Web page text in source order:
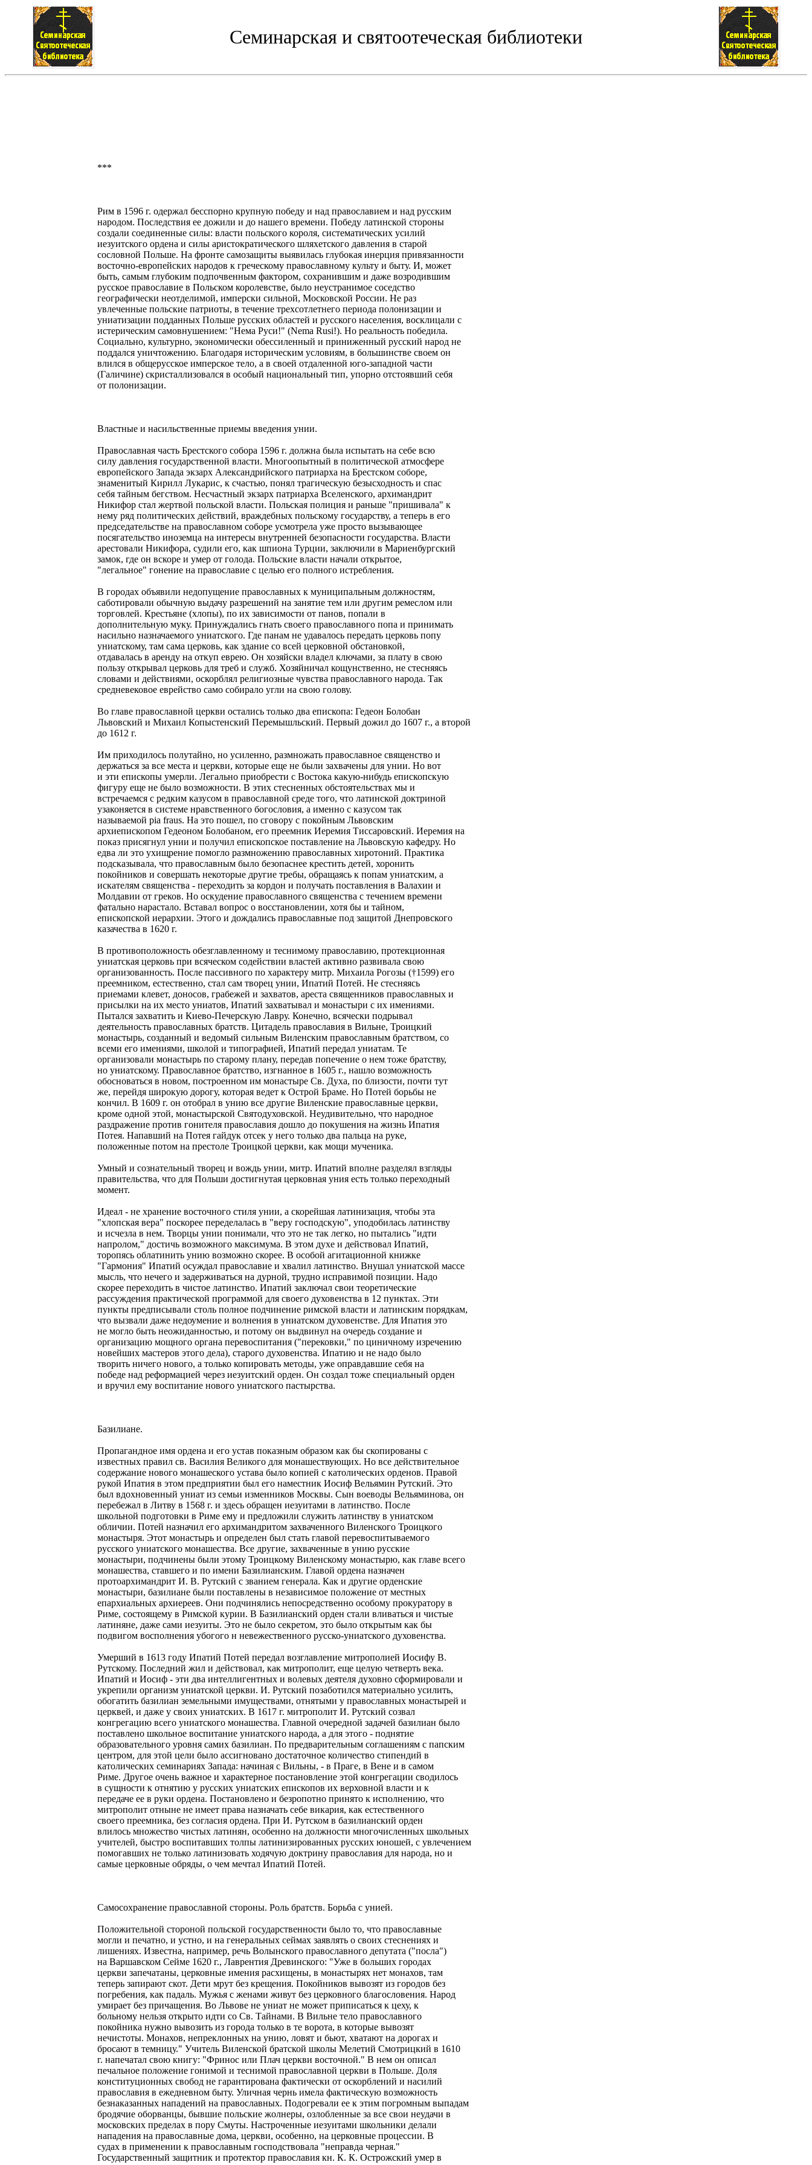
Семинарская и святоотеческая библиотеки
***
Рим в 1596 г. одержал бесспорно крупную победу и над православием и над русским
народом. Последствия ее дожили и до нашего времени. Победу латинской стороны
создали соединенные силы: власти польского короля, систематических усилий
иезуитского ордена и силы аристократического шляхетского давления в старой
сословной Польше. На фронте самозащиты выявилась глубокая инерция привязанности
восточно-европейских народов к греческому православному культу и быту. И, может
быть, самым глубоким подпочвенным фактором, сохранившим и даже возродившим
русское православие в Польском королевстве, было неустранимое соседство
географически неотделимой, имперски сильной, Московской России. Не раз
увлеченные польские патриоты, в течение трехсотлетнего периода полонизации и
униатизации подданных Польше русских областей и русского населения, восклицали с
истерическим самовнушением: "Нема Руси!" (Nеmа Rusi!). Но реальность победила.
Социально, культурно, экономически обессиленный и приниженный русский народ не
поддался уничтожению. Благодаря историческим условиям, в большинстве своем он
влился в общерусское имперское тело, а в своей отдаленной юго-западной части
(Галичине) скристаллизовался в особый национальный тип, упорно отстоявший себя
от полонизации.
Властные и насильственные приемы введения унии.
Православная часть Брестского собора 1596 г. должна была испытать на себе всю
силу давления государственной власти. Многоопытный в политической атмосфере
европейского Запада экзарх Александрийского патриарха на Брестском соборе,
знаменитый Кирилл Лукарис, к счастью, понял трагическую безысходность и спас
себя тайным бегством. Несчастный экзарх патриарха Вселенского, архимандрит
Никифор стал жертвой польской власти. Польская полиция и раньше "пришивала" к
нему ряд политических действий, враждебных польскому государству, а теперь в его
председательстве на православном соборе усмотрела уже просто вызывающее
посягательство иноземца на интересы внутренней безопасности государства. Власти
арестовали Никифора, судили его, как шпиона Турции, заключили в Мариенбургский
замок, где он вскоре и умер от голода. Польские власти начали открытое,
"легальное" гонение на православие с целью его полного истребления.
В городах объявили недопущение православных к муниципальным должностям,
саботировали обычную выдачу разрешений на занятие тем или другим ремеслом или
торговлей. Крестьяне (хлопы), по их зависимости от панов, попали в
дополнительную муку. Принуждались гнать своего православного попа и принимать
насильно назначаемого униатского. Где панам не удавалось передать церковь попу
униатскому, там сама церковь, как здание со всей церковной обстановкой,
отдавалась в аренду на откуп еврею. Он хозяйски владел ключами, за плату в свою
пользу открывал церковь для треб и служб. Хозяйничал кощунственно, не стесняясь
словами и действиями, оскорблял религиозные чувства православного народа. Так
средневековое еврейство само собирало угли на свою голову.
Во главе православной церкви остались только два епископа: Гедеон Болобан
Львовский и Михаил Копыстенский Перемышльский. Первый дожил до 1607 г., а второй
до 1612 г.
Им приходилось полутайно, но усиленно, размножать православное священство и
держаться за все места и церкви, которые еще не были захвачены для унии. Но вот
и эти епископы умерли. Легально приобрести с Востока какую-нибудь епископскую
фигуру еще не было возможности. В этих стесненных обстоятельствах мы и
встречаемся с редким казусом в православной среде того, что латинской доктриной
узаконяется в системе нравственного богословия, а именно с казусом так
называемой ріа frаus. На это пошел, по сговору с покойным Львовским
архиепископом Гедеоном Болобаном, его преемник Иеремия Тиссаровский. Иеремия на
показ присягнул унии и получил епископское поставление на Львовскую кафедру. Но
едва ли это ухищрение помогло размножению православных хиротоний. Практика
подсказывала, что православным было безопаснее крестить детей, хоронить
покойников и совершать некоторые другие требы, обращаясь к попам униатским, а
искателям священства - переходить за кордон и получать поставления в Валахии и
Молдавии от греков. Но оскудение православного священства с течением времени
фатально нарастало. Вставал вопрос о восстановлении, хотя бы и тайном,
епископской иерархии. Этого и дождались православные под защитой Днепровского
казачества в 1620 г.
В противоположность обезглавленному и теснимому православию, протекционная
униатская церковь при всяческом содействии властей активно развивала свою
организованность. После пассивного по характеру митр. Михаила Рогозы (†1599) его
преемником, естественно, стал сам творец унии, Ипатий Потей. Не стесняясь
приемами клевет, доносов, грабежей и захватов, ареста священников православных и
присылки на их место униатов, Ипатий захватывал и монастыри с их имениями.
Пытался захватить и Киево-Печерскую Лавру. Конечно, всячески подрывал
деятельность православных братств. Цитадель православия в Вильне, Троицкий
монастырь, созданный и ведомый сильным Виленским православным братством, со
всеми его имениями, школой и типографией, Ипатий передал униатам. Те
организовали монастырь по старому плану, передав попечение о нем тоже братству,
но униатскому. Православное братство, изгнанное в 1605 г., нашло возможность
обосноваться в новом, построенном им монастыре Св. Духа, по близости, почти тут
же, перейдя широкую дорогу, которая ведет к Острой Браме. Но Потей борьбы не
кончил. В 1609 г. он отобрал в унию все другие Виленские православные церкви,
кроме одной этой, монастырской Святодуховской. Неудивительно, что народное
раздражение против гонителя православия дошло до покушения на жизнь Ипатия
Потея. Напавший на Потея гайдук отсек у него только два пальца на руке,
положенные потом на престоле Троицкой церкви, как мощи мученика.
Умный и сознательный творец и вождь унии, митр. Ипатий вполне разделял взгляды
правительства, что для Польши достигнутая церковная уния есть только переходный
момент.
Идеал - не хранение восточного стиля унии, а скорейшая латинизация, чтобы эта
"хлопская вера" поскорее переделалась в "веру господскую", уподобилась латинству
и исчезла в нем. Творцы унии понимали, что это не так легко, но пытались "идти
напролом," достичь возможного максимума. В этом духе и действовал Ипатий,
торопясь облатинить унию возможно скорее. В особой агитационной книжке
"Гармония" Ипатий осуждал православие и хвалил латинство. Внушал униатской массе
мысль, что нечего и задерживаться на дурной, трудно исправимой позиции. Надо
скорее переходить в чистое латинство. Ипатий заключал свои теоретические
рассуждения практической программой для своего духовенства в 12 пунктах. Эти
пункты предписывали столь полное подчинение римской власти и латинским порядкам,
что вызвали даже недоумение и волнения в униатском духовенстве. Для Ипатия это
не могло быть неожиданностью, и потому он выдвинул на очередь создание и
организацию мощного органа перевоспитания ("перековки," по циничному изречению
новейших мастеров этого дела), старого духовенства. Ипатию и не надо было
творить ничего нового, а только копировать методы, уже оправдавшие себя на
победе над реформацией через иезуитский орден. Он создал тоже специальный орден
и вручил ему воспитание нового униатского пастырства.
Базилиане.
Пропагандное имя ордена и его устав показным образом как бы скопированы с
известных правил св. Василия Великого для монашествующих. Но все действительное
содержание нового монашеского устава было копией с католических орденов. Правой
рукой Ипатия в этом предприятии был его наместник Иосиф Вельямин Рутский. Это
был вдохновенный униат из семьи изменников Москвы. Сын воеводы Вельяминова, он
перебежал в Литву в 1568 г. и здесь обращен иезуитами в латинство. После
школьной подготовки в Риме ему и предложили служить латинству в униатском
обличии. Потей назначил его архимандритом захваченного Виленского Троицкого
монастыря. Этот монастырь и определен был стать главой перевоспитываемого
русского униатского монашества. Все другие, захваченные в унию русские
монастыри, подчинены были этому Троицкому Виленскому монастырю, как главе всего
монашества, ставшего и по имени Базилианским. Главой ордена назначен
протоархимандрит И. В. Рутский с званием генерала. Как и другие орденские
монастыри, базилиане были поставлены в независимое положение от местных
епархиальных архиереев. Они подчинялись непосредственно особому прокуратору в
Риме, состоящему в Римской курии. В Базилианский орден стали вливаться и чистые
латиняне, даже сами иезуиты. Это не было секретом, это было открытым как бы
подвигом восполнения убогого н невежественного русско-униатского духовенства.
Умерший в 1613 году Ипатий Потей передал возглавление митрополией Иосифу В.
Рутскому. Последний жил и действовал, как митрополит, еще целую четверть века.
Ипатий и Иосиф - эти два интеллигентных и волевых деятеля духовно сформировали и
укрепили организм униатской церкви. И. Рутский позаботился материально усилить,
обогатить базилиан земельными имуществами, отнятыми у православных монастырей и
церквей, и даже у своих униатских. В 1617 г. митрополит И. Рутский созвал
конгрегацию всего униатского монашества. Главной очередной задачей базилиан было
поставлено школьное воспитание униатского народа, а для этого - поднятие
образовательного уровня самих базилиан. По предварительным соглашениям с папским
центром, для этой цели было ассигновано достаточное количество стипендий в
католических семинариях Запада: начиная с Вильны, - в Праге, в Вене и в самом
Риме. Другое очень важное и характерное постановление этой конгрегации сводилось
в сущности к отнятию у русских униатских епископов их верховной власти и к
передаче ее в руки ордена. Постановлено и безропотно принято к исполнению, что
митрополит отныне не имеет права назначать себе викария, как естественного
своего преемника, без согласия ордена. При И. Рутском в базилианский орден
влилось множество чистых латинян, особенно на должности многочисленных школьных
учителей, быстро воспитавших толпы латинизированных русских юношей, с увлечением
помогавших не только латинизовать ходячую доктрину православия для народа, но и
самые церковные обряды, о чем мечтал Ипатий Потей.
Самосохранение православной стороны. Роль братств. Борьба с унией.
Положительной стороной польской государственности было то, что православные
могли и печатно, и устно, и на генеральных сеймах заявлять о своих стеснениях и
лишениях. Известна, например, речь Волынского православного депутата ("посла")
на Варшавском Сейме 1620 г., Лаврентия Древинского: "Уже в больших городах
церкви запечатаны, церковные имения расхищены, в монастырях нет монахов, там
теперь запирают скот. Дети мрут без крещения. Покойников вывозят из городов без
погребения, как падаль. Мужья с женами живут без церковного благословения. Народ
умирает без причащения. Во Львове не униат не может приписаться к цеху, к
больному нельзя открыто идти со Св. Тайнами. В Вильне тело православного
покойника нужно вывозить из города только в те ворота, в которые вывозят
нечистоты. Монахов, непреклонных на унию, ловят и бьют, хватают на дорогах и
бросают в темницу." Учитель Виленской братской школы Мелетий Смотрицкий в 1610
г. напечатал свою книгу: "Фринос или Плач церкви восточной." В нем он описал
печальное положение гонимой и теснимой православной церкви в Польше. Доля
конституционных свобод не гарантирована фактически от оскорблений и насилий
православия в ежедневном быту. Уличная чернь имела фактическую возможность
безнаказанных нападений на православных. Подогревали ее к этим погромным выпадам
бродячие оборванцы, бывшие польские жолнеры, озлобленные за все свои неудачи в
московских пределах в пору Смуты. Настроченные иезуитами школьники делали
нападения на православные дома, церкви, особенно, на церковные процессии. В
судах в применении к православным господствовала "неправда черная."
Государственный защитник и протектор православия кн. К. К. Острожский умер в